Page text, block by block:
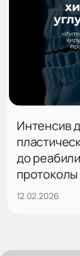
Интенсив
до
протоколы
12.02.2026